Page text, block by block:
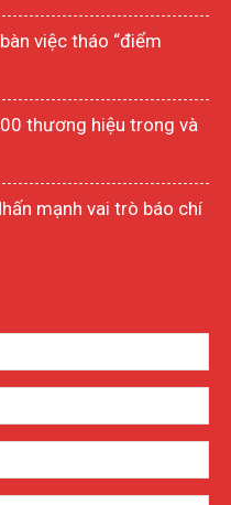
việc tháo “điểm
thương hiệu trong và
mạnh vai trò báo chí